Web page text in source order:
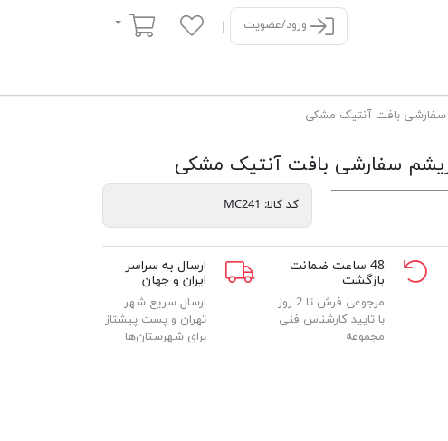
ورود/عضویت سبد خرید
کد کالا: MC241
48 ساعت ضمانت
بازگشت
مرجوعی فرش تا 2 روز
با تایید کارشناس فنی
مجموعه
ارسال به سراسر
ایران و جهان
ارسال سریع شهر
تهران و پست پیشتاز
برای شهرستان‌ها